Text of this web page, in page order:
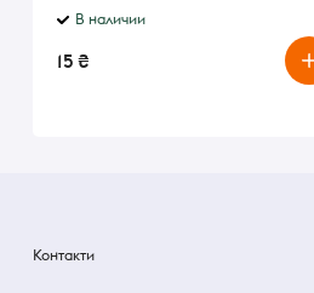
В наличии
15 ₴
Контакти